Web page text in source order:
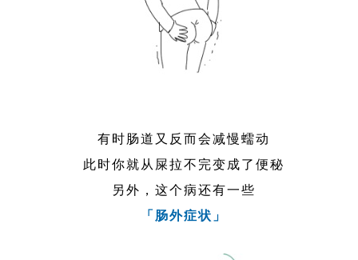
有时肠道又反而会减慢蠕动
此时你就从屎拉不完变成了便秘
另外，这个病还有一些
「肠外症状」